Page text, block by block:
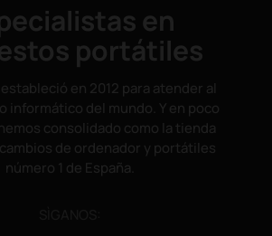
en
portátiles
en 2012 para atender al
informático del mundo. Y en poco
consolidado como la tienda
de ordenador y portátiles
número 1 de España.